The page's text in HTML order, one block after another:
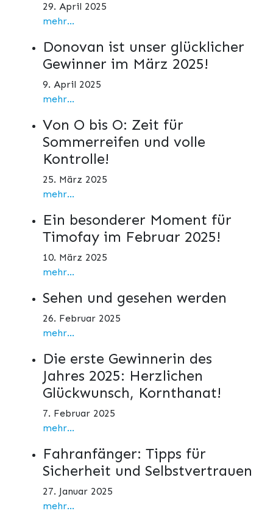
29. April 2025
mehr...
Donovan ist unser glücklicher
Gewinner im März 2025!
9. April 2025
mehr...
Von O bis O: Zeit für
Sommerreifen und volle
Kontrolle!
25. März 2025
mehr...
Ein besonderer Moment für
Timofay im Februar 2025!
10. März 2025
mehr...
Sehen und gesehen werden
26. Februar 2025
mehr...
Die erste Gewinnerin des
Jahres 2025: Herzlichen
Glückwunsch, Kornthanat!
7. Februar 2025
mehr...
Fahranfänger: Tipps für
Sicherheit und Selbstvertrauen
27. Januar 2025
mehr...